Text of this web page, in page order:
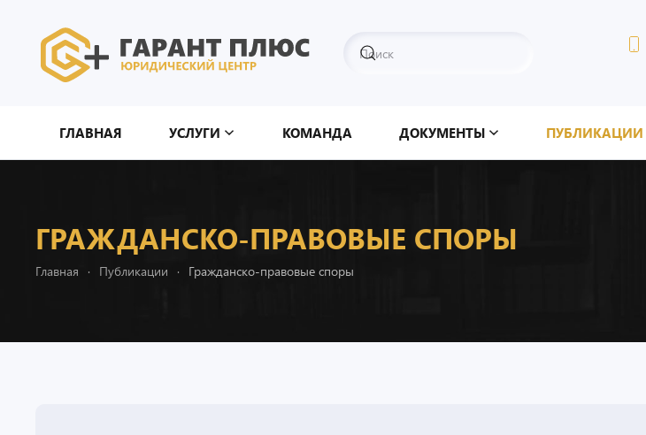
Перейти к содержимому
ГЛАВНАЯ УСЛУГИ КОМАНДА ДОКУМЕНТЫ ПУБЛИКАЦИИ
ГРАЖДАНСКО-ПРАВОВЫЕ СПОРЫ
Главная Публикации Гражданско-правовые споры